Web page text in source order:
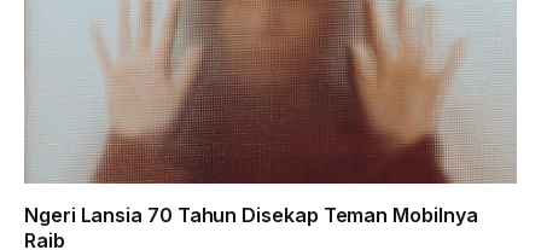
Ngeri Lansia 70 Tahun Disekap Teman Mobilnya
Raib